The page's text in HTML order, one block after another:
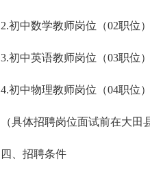
2.初中数学教师岗位（02职位）
3.初中英语教师岗位（03职位）
4.初中物理教师岗位（04职位）
（具体招聘岗位面试前在大
四、招聘条件